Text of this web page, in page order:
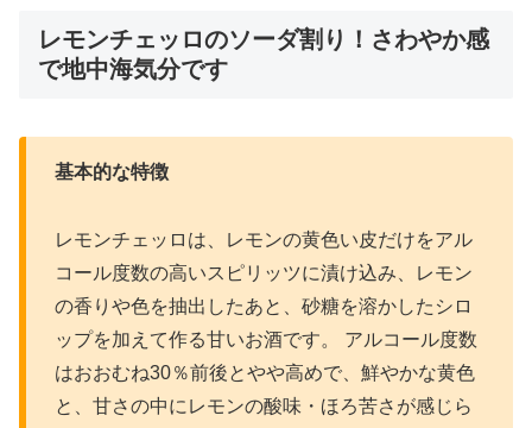
レモンチェッロのソーダ割り！さわやか感
で地中海気分です
基本的な特徴
レモンチェッロは、レモンの黄色い皮だけをアル
コール度数の高いスピリッツに漬け込み、レモン
の香りや色を抽出したあと、砂糖を溶かしたシロ
ップを加えて作る甘いお酒です。 アルコール度数
はおおむね30％前後とやや高めで、鮮やかな黄色
と、甘さの中にレモンの酸味・ほろ苦さが感じら